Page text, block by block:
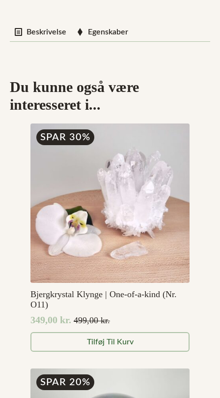
Beskrivelse Egenskaber
Du kunne også være
interesseret i...
SPAR 30%
Bjergkrystal Klynge | One-of-a-kind (Nr.
O11)
499,00kr.
Den
oprindelige
pris
499,00 kr..
349,00 kr.
Den
aktuelle
pris
349,00 kr..
Tilføj Til Kurv
SPAR 20%